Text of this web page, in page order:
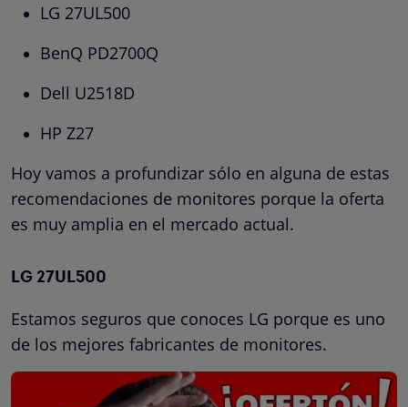
LG 27UL500
BenQ PD2700Q
Dell U2518D
HP Z27
Hoy vamos a profundizar sólo en alguna de estas
recomendaciones de monitores porque la oferta
es muy amplia en el mercado actual.
LG 27UL500
Estamos seguros que conoces LG porque es uno
de los mejores fabricantes de monitores.